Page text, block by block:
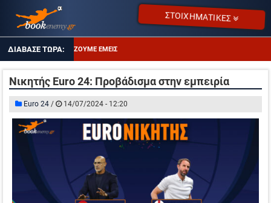
ΣΤΟΙΧΗΜΑΤΙΚΕΣ
ΤΙ ΠΑΙΖΟΥΜΕ ΕΜΕΙΣ
ΑΠΟΔΌΣΕΙΣ ΣΕ ΠΤΏΣΗ
ΤΖΊΡΟΙ ΣΤΟΙΧΉΜΑΤΟΣ
ΠΡΟΤΕΙΝΌΜΕΝΑ SITES
ΠΡΌΓΡΑΜΜΑ TV
ΑΔΙΚΗΜΕΝΕΣ ΑΠΟ ΤΙΣ ΑΠΟΔΟΣΕΙΣ
Νικητής Euro 24: Προβάδισμα στην εμπειρία
Euro 24 / 14/07/2024 - 12:20